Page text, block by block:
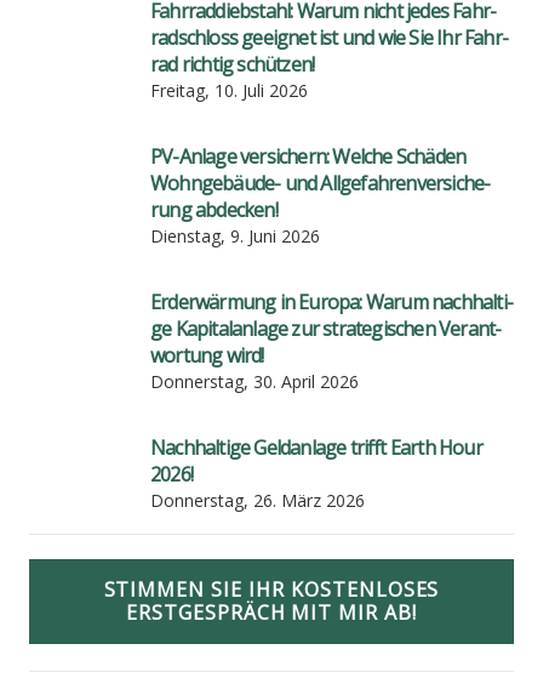
Fahr­rad­dieb­stahl: War­um nicht jedes Fahr­
rad­schloss geeig­net ist und wie Sie Ihr Fahr­
rad rich­tig schüt­zen!
Freitag, 10. Juli 2026
PV-Anla­ge ver­si­chern: Wel­che Schä­den
Wohn­ge­bäu­de- und All­ge­fah­ren­ver­si­che­
rung abde­cken!
Dienstag, 9. Juni 2026
Erd­er­wär­mung in Euro­pa: War­um nach­hal­ti­
ge Kapi­tal­an­la­ge zur stra­te­gi­schen Ver­ant­
wor­tung wird!
Donnerstag, 30. April 2026
Nach­hal­ti­ge Geld­an­la­ge trifft Earth Hour
2026!
Donnerstag, 26. März 2026
STIMMEN SIE IHR KOSTENLOSES
ERSTGESPRÄCH MIT MIR AB!